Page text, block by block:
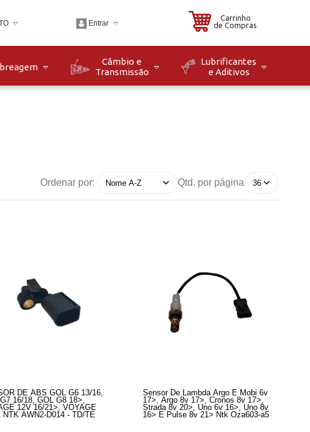
Entrar
Carrinho
de Compras
Câmbio e
Transmissão
Lubrificantes
e Aditivos
Ordenar por: Qtd. por página
DE ABS GOL G6 13/16,
16/18, GOL G8 18>,
12V 16/21>, VOYAGE
NTK AWN2-D014 - TD/TE
Sensor De Lambda Argo E Mobi 6v
17>, Argo 8v 17>, Cronos 8v 17>,
Strada 8v 20>, Uno 6v 16>, Uno 8v
16> E Pulse 8v 21> Ntk Oza603-a5